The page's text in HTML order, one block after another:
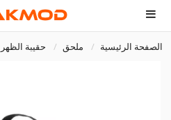
الصفحة الرئيسية ملحق حقيبة الظهر